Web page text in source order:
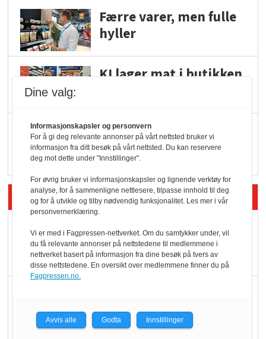
Færre varer, men fulle
hyller
KI lager mat i butikken
Q passerte 1 milliard i
Rema i 2025
Siste artikler - Økologisk
Kolonihagens norske
yoghurt: Trues av
melkemangel
Økologisk Norge sin
hederspris
Dine valg:
Informasjonskapsler og personvern
For å gi deg relevante annonser på vårt nettsted bruker vi
informasjon fra ditt besøk på vårt nettsted. Du kan reservere
deg mot dette under "Innstillinger".
For øvrig bruker vi informasjonskapsler og lignende verktøy for
analyse, for å sammenligne nettlesere, tilpasse innhold til deg
og for å utvikle og tilby nødvendig funksjonalitet. Les mer i vår
personvernerklæring.
Vi er med i Fagpressen-nettverket. Om du samtykker under, vil
du få relevante annonser på nettstedene til medlemmene i
nettverket basert på informasjon fra dine besøk på tvers av
disse nettstedene. En oversikt over medlemmene finner du på
Fagpressen.no.
Avvis alle Godta Innstillinger